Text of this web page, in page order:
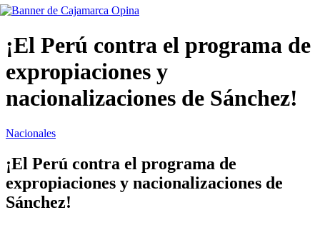
¡El Perú contra el programa de
expropiaciones y
nacionalizaciones de Sánchez!
Nacionales
¡El Perú contra el programa de
expropiaciones y nacionalizaciones de
Sánchez!